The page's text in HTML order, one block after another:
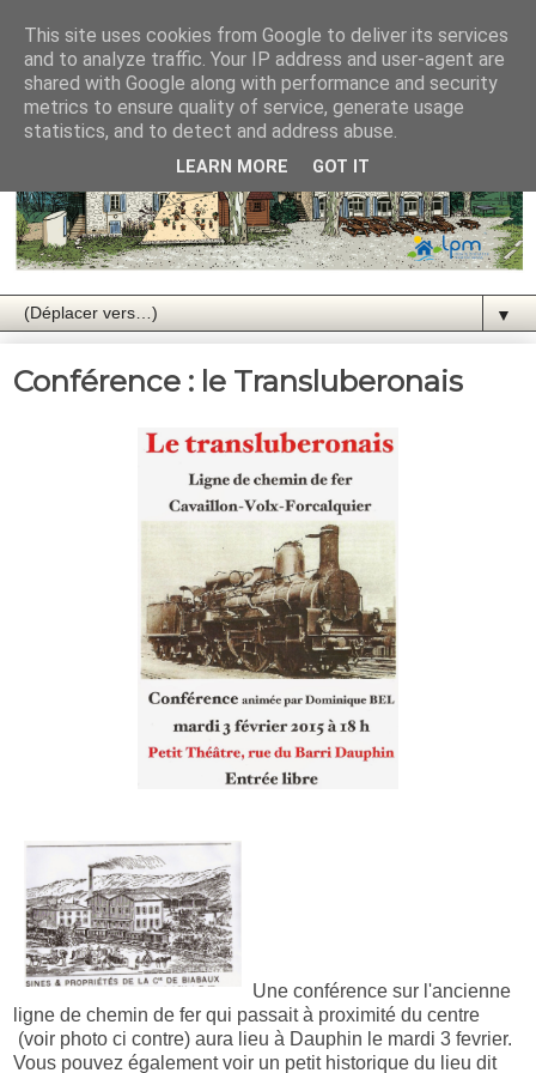
▼
Conférence : le Transluberonais
Une conférence sur l'ancienne
ligne de chemin de fer qui passait à proximité du centre
(voir photo ci contre) aura lieu à Dauphin le mardi 3 fevrier.
Vous pouvez également voir un petit historique du lieu dit
This site uses cookies from Google to deliver its services
and to analyze traffic. Your IP address and user-agent are
shared with Google along with performance and security
metrics to ensure quality of service, generate usage
statistics, and to detect and address abuse.
LEARN MORE GOT IT